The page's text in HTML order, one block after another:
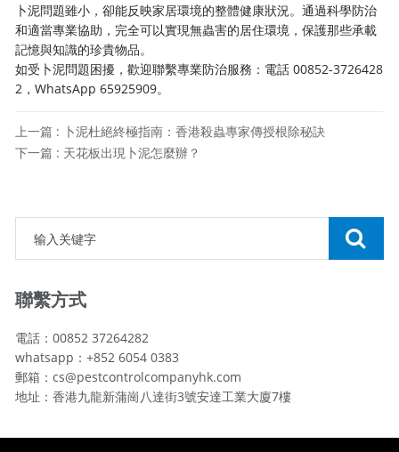
卜泥問題雖小，卻能反映家居環境的整體健康狀況。通過科學防治
和適當專業協助，完全可以實現無蟲害的居住環境，保護那些承載
記憶與知識的珍貴物品。
如受卜泥問題困擾，歡迎聯繫專業防治服務：電話 00852-3726428
2，WhatsApp 65925909。
上一篇 : 卜泥杜絕終極指南：香港殺蟲專家傳授根除秘訣
下一篇 : 天花板出現卜泥怎麼辦？
聯繫方式
電話：00852 37264282
whatsapp：+852 6054 0383
郵箱：cs@pestcontrolcompanyhk.com
地址：香港九龍新蒲崗八達街3號安達工業大廈7樓